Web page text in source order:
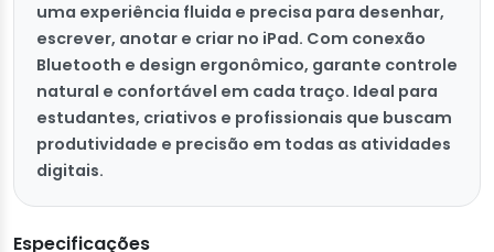
uma experiência fluida e precisa para desenhar,
escrever, anotar e criar no iPad. Com conexão
Bluetooth e design ergonômico, garante controle
natural e confortável em cada traço. Ideal para
estudantes, criativos e profissionais que buscam
produtividade e precisão em todas as atividades
digitais.
Especificações